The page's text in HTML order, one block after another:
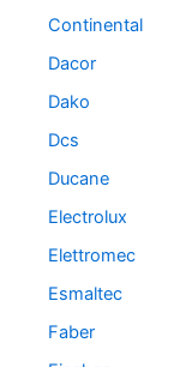
Continental
Dacor
Dako
Dcs
Ducane
Electrolux
Elettromec
Esmaltec
Faber